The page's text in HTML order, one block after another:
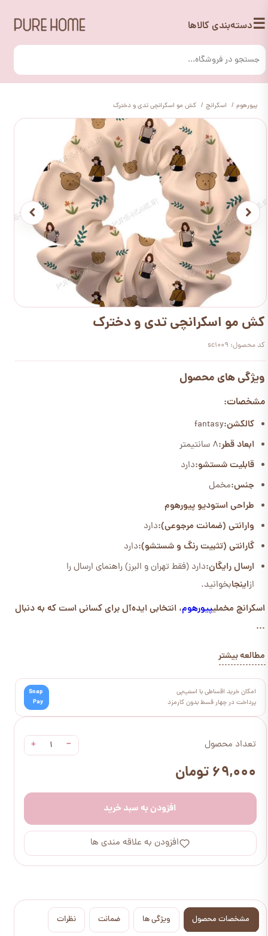
☰دسته‌بندی کالاها
پیورهوم اسکرانچ کش مو اسکرانچی تدی و دخترک
تعداد محصول −
+
۶۹,۰۰۰ تومان
افزودن به سبد خرید
افزودن به علاقه مندی ها
کش مو اسکرانچی تدی و دخترک
کد محصول: sc1009
ویژگی های محصول
مشخصات:
کالکشن:fantasy
ابعاد قطر:8 سانتیمتر
قابلیت شستشو:دارد
جنس:مخمل
طراحی استودیو پیورهوم
وارانتی (ضمانت مرجوعی):دارد
گارانتی (تثبیت رنگ و شستشو):دارد
ارسال رایگان:دارد (فقط تهران و البرز) راهنمای ارسال را
ازاینجابخوانید.
اسکرانچ مخملیپیورهوم، انتخابی ایده‌آل برای کسانی است که به دنبال
...
مطالعه بیشتر
امکان خرید اقساطی با اسنپ‌پی
پرداخت در چهار قسط بدون کارمزد
Snap
Pay
مشخصات محصول ویژگی ها ضمانت نظرات